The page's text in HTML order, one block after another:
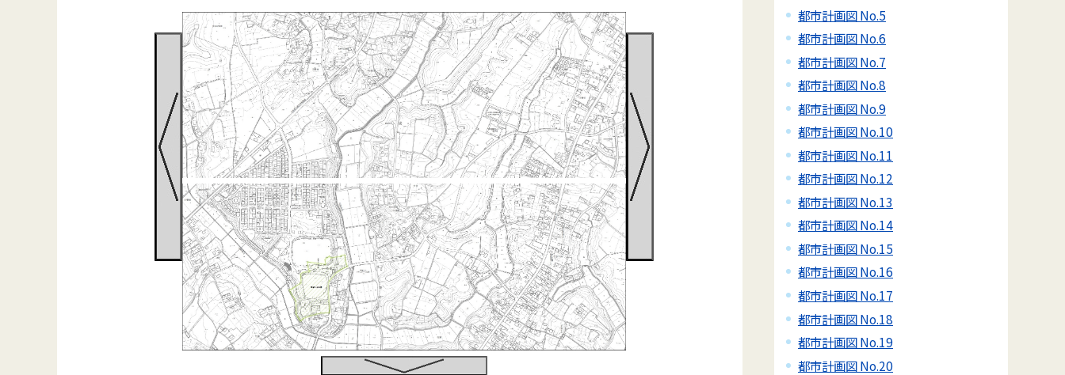
都市計画図 No.5
都市計画図 No.6
都市計画図 No.7
都市計画図 No.8
都市計画図 No.9
都市計画図 No.10
都市計画図 No.11
都市計画図 No.12
都市計画図 No.13
都市計画図 No.14
都市計画図 No.15
都市計画図 No.16
都市計画図 No.17
都市計画図 No.18
都市計画図 No.19
都市計画図 No.20